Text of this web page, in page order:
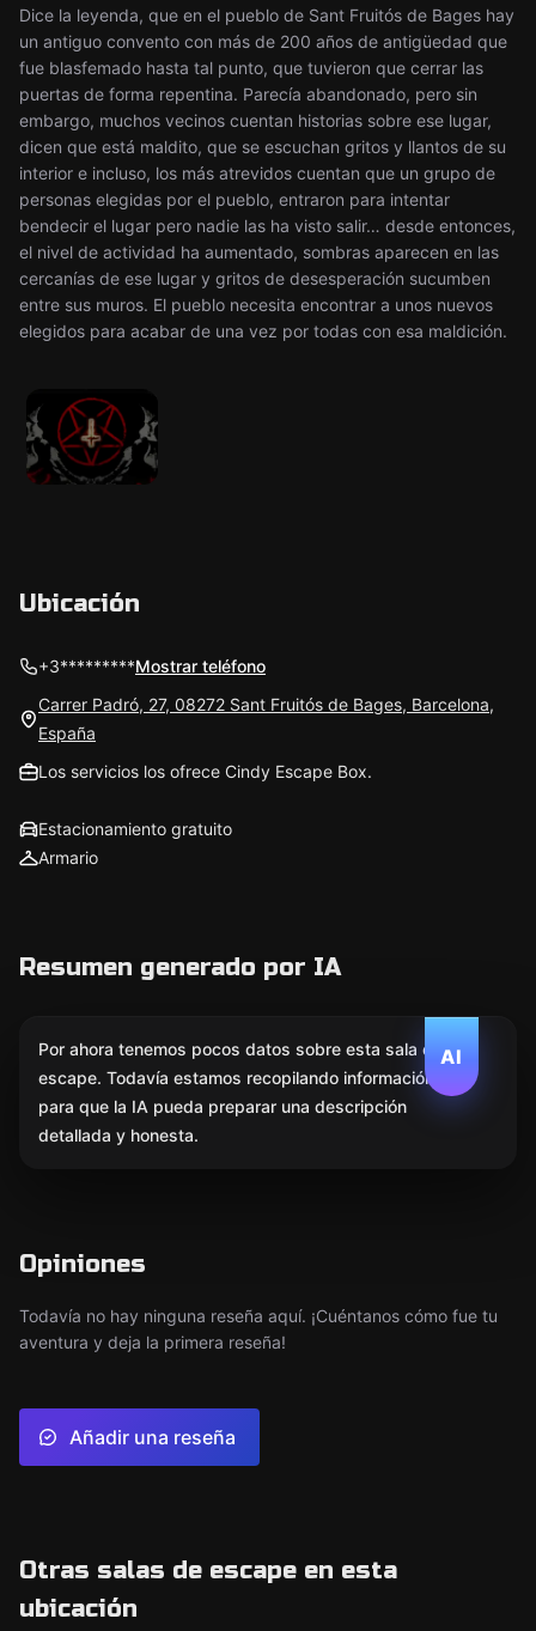
Dice la leyenda, que en el pueblo de Sant Fruitós de Bages hay
un antiguo convento con más de 200 años de antigüedad que
fue blasfemado hasta tal punto, que tuvieron que cerrar las
puertas de forma repentina. Parecía abandonado, pero sin
embargo, muchos vecinos cuentan historias sobre ese lugar,
dicen que está maldito, que se escuchan gritos y llantos de su
interior e incluso, los más atrevidos cuentan que un grupo de
personas elegidas por el pueblo, entraron para intentar
bendecir el lugar pero nadie las ha visto salir… desde entonces,
el nivel de actividad ha aumentado, sombras aparecen en las
cercanías de ese lugar y gritos de desesperación sucumben
entre sus muros. El pueblo necesita encontrar a unos nuevos
elegidos para acabar de una vez por todas con esa maldición.
Ubicación
+3*********Mostrar teléfono
Carrer Padró, 27, 08272 Sant Fruitós de Bages, Barcelona,
España
Los servicios los ofrece Cindy Escape Box.
Estacionamiento gratuito
Armario
Resumen generado por IA
AI
Por ahora tenemos pocos datos sobre esta sala de
escape. Todavía estamos recopilando información
para que la IA pueda preparar una descripción
detallada y honesta.
Opiniones
Todavía no hay ninguna reseña aquí. ¡Cuéntanos cómo fue tu
aventura y deja la primera reseña!
Añadir una reseña
Otras salas de escape en esta
ubicación